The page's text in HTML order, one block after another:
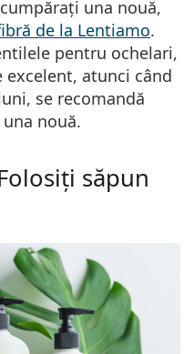
una nouă,
de la Lentiamo.
pentru ochelari,
atunci când
se recomandă
nouă.
săpun